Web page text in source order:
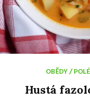
OBĚDY/
Hustá